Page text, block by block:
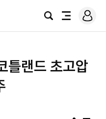
검
전
로
그
틀랜드 초고압